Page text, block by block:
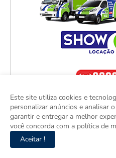
Este site utiliza cookies e
personalizar anúncios e analisar
garantir e entregar a melhor
você concorda com a política de
Aceitar !